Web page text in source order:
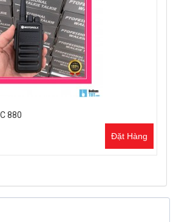
880
Đặt Hàng